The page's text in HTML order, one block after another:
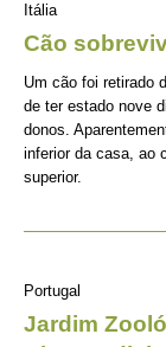
Itália
Cão
Um cão foi retirado
de ter estado nove
donos.
inferior da casa, ao
superior.
Portugal
Jardim